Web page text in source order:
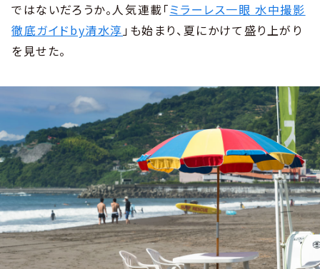
ではないだろうか。人気連載「ミラーレス一眼 水中撮影
徹底ガイドby清水淳」も始まり、夏にかけて盛り上がり
を見せた。